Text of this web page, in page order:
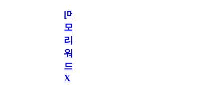
[메
모
리
워
드
X